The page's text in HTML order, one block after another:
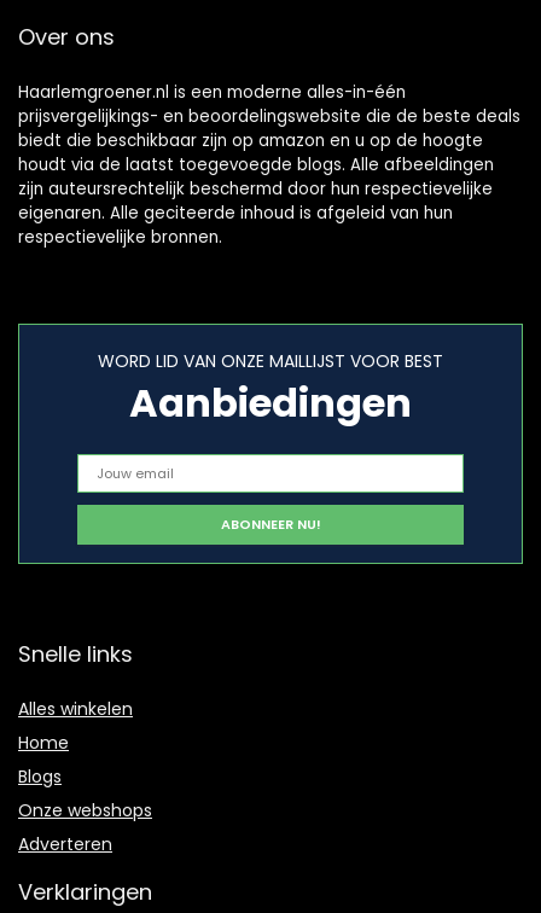
Over ons
Haarlemgroener.nl is een moderne alles-in-één
prijsvergelijkings- en beoordelingswebsite die de beste deals
biedt die beschikbaar zijn op amazon en u op de hoogte
houdt via de laatst toegevoegde blogs. Alle afbeeldingen
zijn auteursrechtelijk beschermd door hun respectievelijke
eigenaren. Alle geciteerde inhoud is afgeleid van hun
respectievelijke bronnen.
WORD LID VAN ONZE MAILLIJST VOOR BEST
Aanbiedingen
Snelle links
Alles winkelen
Home
Blogs
Onze webshops
Adverteren
Verklaringen